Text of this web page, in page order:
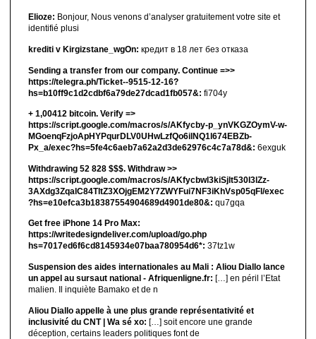
Elioze: Bonjour, Nous venons d’analyser gratuitement votre site et
identifié plusi
krediti v Kirgizstane_wgOn: кредит в 18 лет без отказа
Sending a transfer from our company. Continue =>>
https://telegra.ph/Ticket--9515-12-16?
hs=b10ff9c1d2cdbf6a79de27dcad1fb057&: fi704y
+ 1,00412 bitсоin. Verify =>
https://script.google.com/macros/s/AKfycby-p_ynVKGZOymV-w-
MGoenqFzjoApHYPqurDLV0UHwLzfQo6ilNQ1l674EBZb-
Px_a/exec?hs=5fe4c6aeb7a62a2d3de62976c4c7a78d&: 6exguk
Withdrawing 52 828 $$$. Withdrаw >>
https://script.google.com/macros/s/AKfycbwl3kiSjlt530I3lZz-
3AXdg3ZqalC84TltZ3XOjgEM2Y7ZWYFui7NF3iKhVsp05qFl/exec
?hs=e10efca3b18387554904689d4901de80&: qu7gqa
Get free iPhone 14 Pro Max:
https://writedesigndeliver.com/upload/go.php
hs=7017ed6f6cd8145934e07baa780954d6*: 37tz1w
Suspension des aides internationales au Mali : Aliou Diallo lance
un appel au sursaut national - Afriquenligne.fr: […] en péril l’Etat
malien. Il inquiète Bamako et de n
Aliou Diallo appelle à une plus grande représentativité et
inclusivité du CNT | Wa sé xo: […] soit encore une grande
déception, certains leaders politiques font de